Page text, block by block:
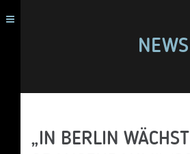
NEWS
„IN BERLIN